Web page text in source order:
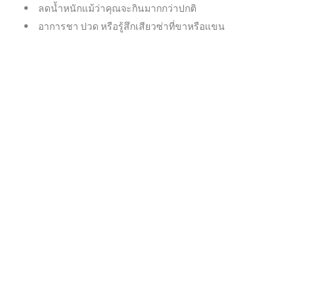
ลดน้ำหนักแม้ว่าคุณจะกินมากกว่าปกติ
อาการชา ปวด หรือรู้สึกเสียวซ่าที่ขาหรือแขน